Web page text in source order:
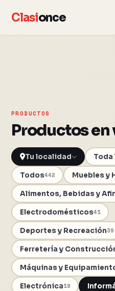
Clasionce
PRODUCTOS
Productos en
Toda
Todos442 Muebles y
Alimentos, Bebidas y
Electrodomésticos41
Deportes y Recreación39
Ferretería y
Máquinas y
Electrónica19